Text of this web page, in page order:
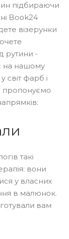
підбираючи
Book24
візерунки
рутини -
на нашому
світ фарб і
пропонуємо
такі
вони
у власних
в малюнок.
вам